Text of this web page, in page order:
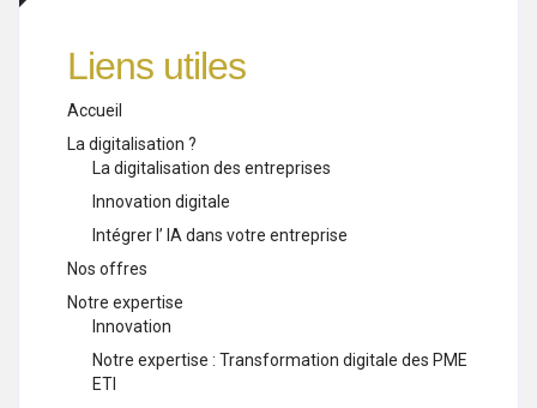
Liens utiles
Accueil
La digitalisation ?
La digitalisation des entreprises
Innovation digitale
Intégrer l’ IA dans votre entreprise
Nos offres
Notre expertise
Innovation
Notre expertise : Transformation digitale des PME
ETI